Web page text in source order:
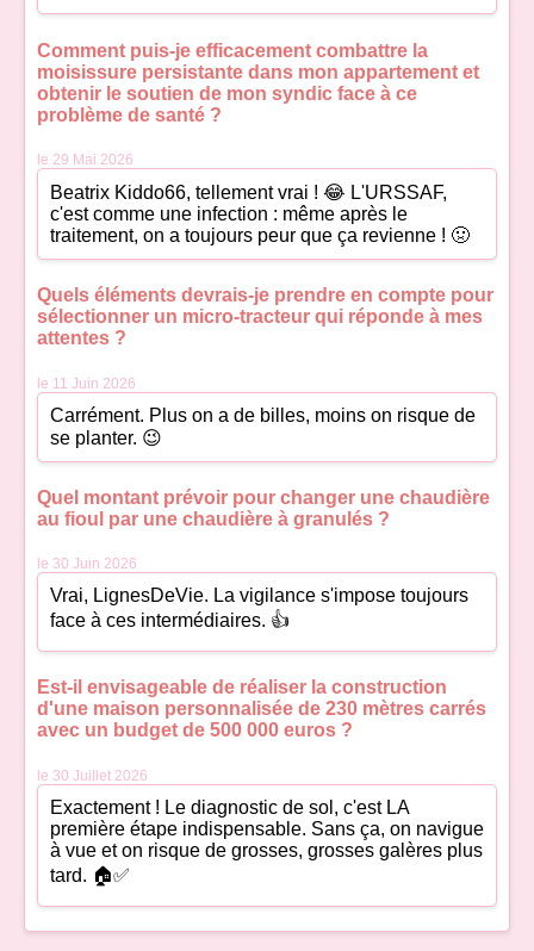
Comment puis-je efficacement combattre la
moisissure persistante dans mon appartement et
obtenir le soutien de mon syndic face à ce
problème de santé ?
le 29 Mai 2026
Beatrix Kiddo66, tellement vrai ! 😂 L'URSSAF,
c'est comme une infection : même après le
traitement, on a toujours peur que ça revienne ! 🤢
Quels éléments devrais-je prendre en compte pour
sélectionner un micro-tracteur qui réponde à mes
attentes ?
le 11 Juin 2026
Carrément. Plus on a de billes, moins on risque de
se planter. 😉
Quel montant prévoir pour changer une chaudière
au fioul par une chaudière à granulés ?
le 30 Juin 2026
Vrai, LignesDeVie. La vigilance s'impose toujours
face à ces intermédiaires. 👍
Est-il envisageable de réaliser la construction
d'une maison personnalisée de 230 mètres carrés
avec un budget de 500 000 euros ?
le 30 Juillet 2026
Exactement ! Le diagnostic de sol, c'est LA
première étape indispensable. Sans ça, on navigue
à vue et on risque de grosses, grosses galères plus
tard. 🏠✅